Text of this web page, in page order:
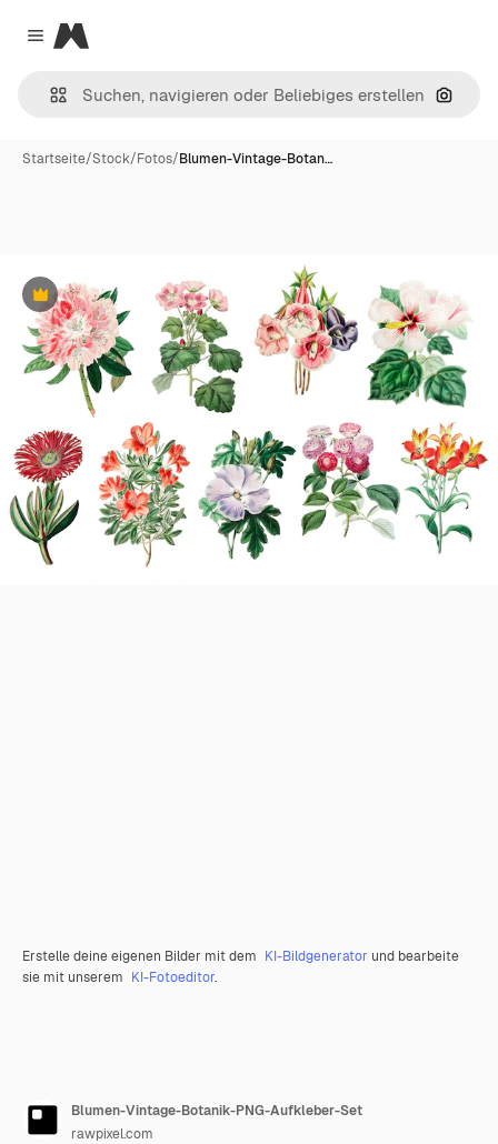
Close menu
Magnific
Nach
Startseite/Stock/Fotos/Blumen-Vintage-Botan…
Premium
Erstelle deine eigenen Bilder mit dem KI-Bildgenerator und bearbeite
sie mit unserem KI-Fotoeditor.
Blumen-Vintage-Botanik-PNG-Aufkleber-Set
rawpixel.com